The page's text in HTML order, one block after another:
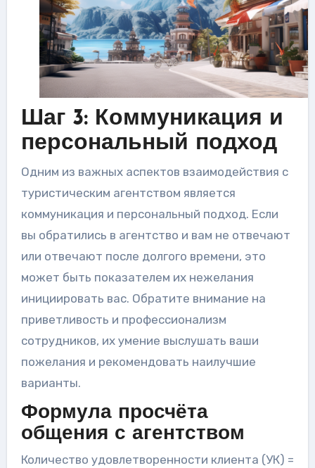
Шаг 3: Коммуникация и
персональный подход
Одним из важных аспектов взаимодействия с
туристическим агентством является
коммуникация и персональный подход. Если
вы обратились в агентство и вам не отвечают
или отвечают после долгого времени, это
может быть показателем их нежелания
инициировать вас. Обратите внимание на
приветливость и профессионализм
сотрудников, их умение выслушать ваши
пожелания и рекомендовать наилучшие
варианты.
Формула просчёта
общения с агентством
Количество удовлетворенности клиента (УК) =